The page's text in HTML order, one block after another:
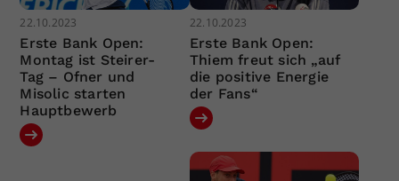
22.10.2023
Erste Bank Open:
Montag ist Steirer-
Tag – Ofner und
Misolic starten
Hauptbewerb
22.10.2023
Erste Bank Open:
Thiem freut sich „auf
die positive Energie
der Fans“